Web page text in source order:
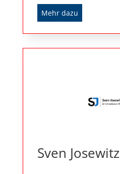
Mehr dazu
Sven Josewitz